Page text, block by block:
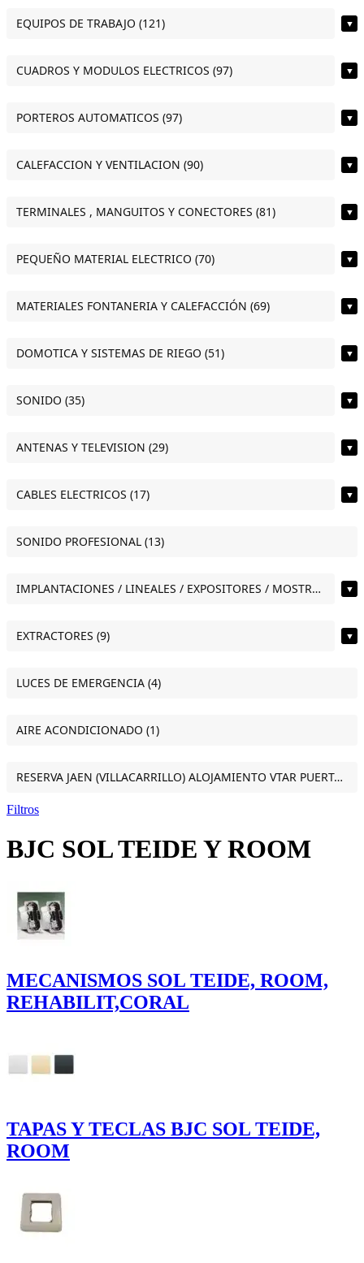
EQUIPOS DE TRABAJO (121) ▼
CUADROS Y MODULOS ELECTRICOS (97) ▼
PORTEROS AUTOMATICOS (97) ▼
CALEFACCION Y VENTILACION (90) ▼
TERMINALES , MANGUITOS Y CONECTORES (81) ▼
PEQUEÑO MATERIAL ELECTRICO (70) ▼
MATERIALES FONTANERIA Y CALEFACCIÓN (69) ▼
DOMOTICA Y SISTEMAS DE RIEGO (51) ▼
SONIDO (35) ▼
ANTENAS Y TELEVISION (29) ▼
CABLES ELECTRICOS (17) ▼
SONIDO PROFESIONAL (13)
IMPLANTACIONES / LINEALES / EXPOSITORES / MOSTRADORES (11) ▼
EXTRACTORES (9) ▼
LUCES DE EMERGENCIA (4)
AIRE ACONDICIONADO (1)
RESERVA JAEN (VILLACARRILLO) ALOJAMIENTO VTAR PUERTA DEL SOL ESTUDIO VILLACARRILLO (JAEN) (1)
Filtros
BJC SOL TEIDE Y ROOM
MECANISMOS SOL TEIDE, ROOM,
REHABILIT,CORAL
TAPAS Y TECLAS BJC SOL TEIDE,
ROOM